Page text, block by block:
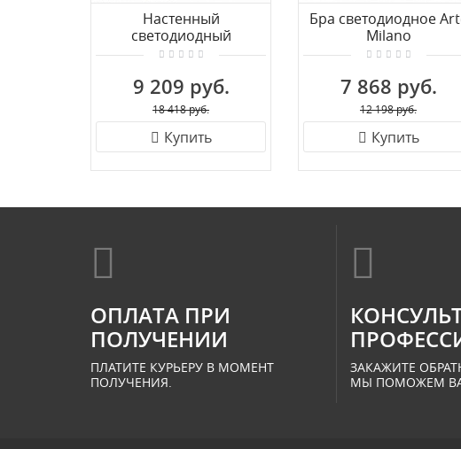
Настенный
светодиодный
светильник Odeon Light
9 209 руб.
18 418 руб.
Купить
Бра светодиодное
Milano
269101/D180/H880/
7 868 руб.
12 198 руб.
Купить
ОПЛАТА ПРИ
ПОЛУЧЕНИИ
ПЛАТИТЕ КУРЬЕРУ В МОМЕНТ
ПОЛУЧЕНИЯ.
ЗАКАЖИТЕ
МЫ ПОМОЖЕМ